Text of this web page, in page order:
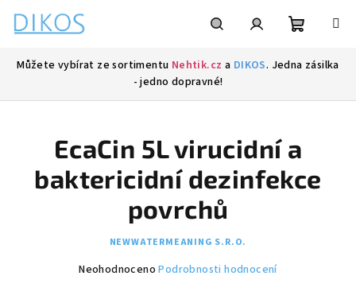
obsah
Můžete vybírat ze sortimentu Nehtik.cz a DIKOS. Jedna zásilka
- jedno dopravné!
EcaCin 5L virucidní a
baktericidní dezinfekce
povrchů
NEWWATERMEANING S.R.O.
Průměrné
Neohodnoceno Podrobnosti hodnocení